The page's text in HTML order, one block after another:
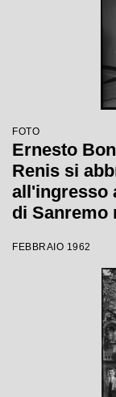
FOTO
Ernesto
Renis si
all'ingresso
di Sanremo
FEBBRAIO 1962